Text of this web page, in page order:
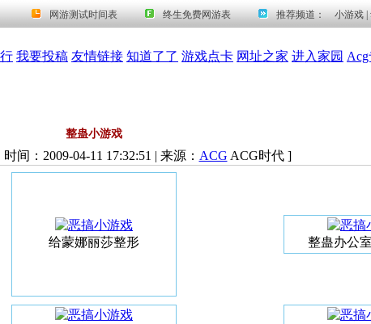
我要投稿 友情链接 知道了了 游戏点卡 网址之家 进入家园
整蛊小游戏
| 时间：2009-04-11 17:32:51 | 来源： ACG ACG时代 ]
给蒙娜丽莎整形 整蛊办公